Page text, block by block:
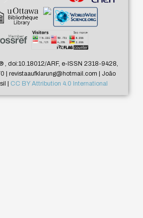
, doi:10.18012/ARF, e-ISSN 2318-9428,
| revistaaufklarung@hotmail.com | João
| CC BY Attribution 4.0 International